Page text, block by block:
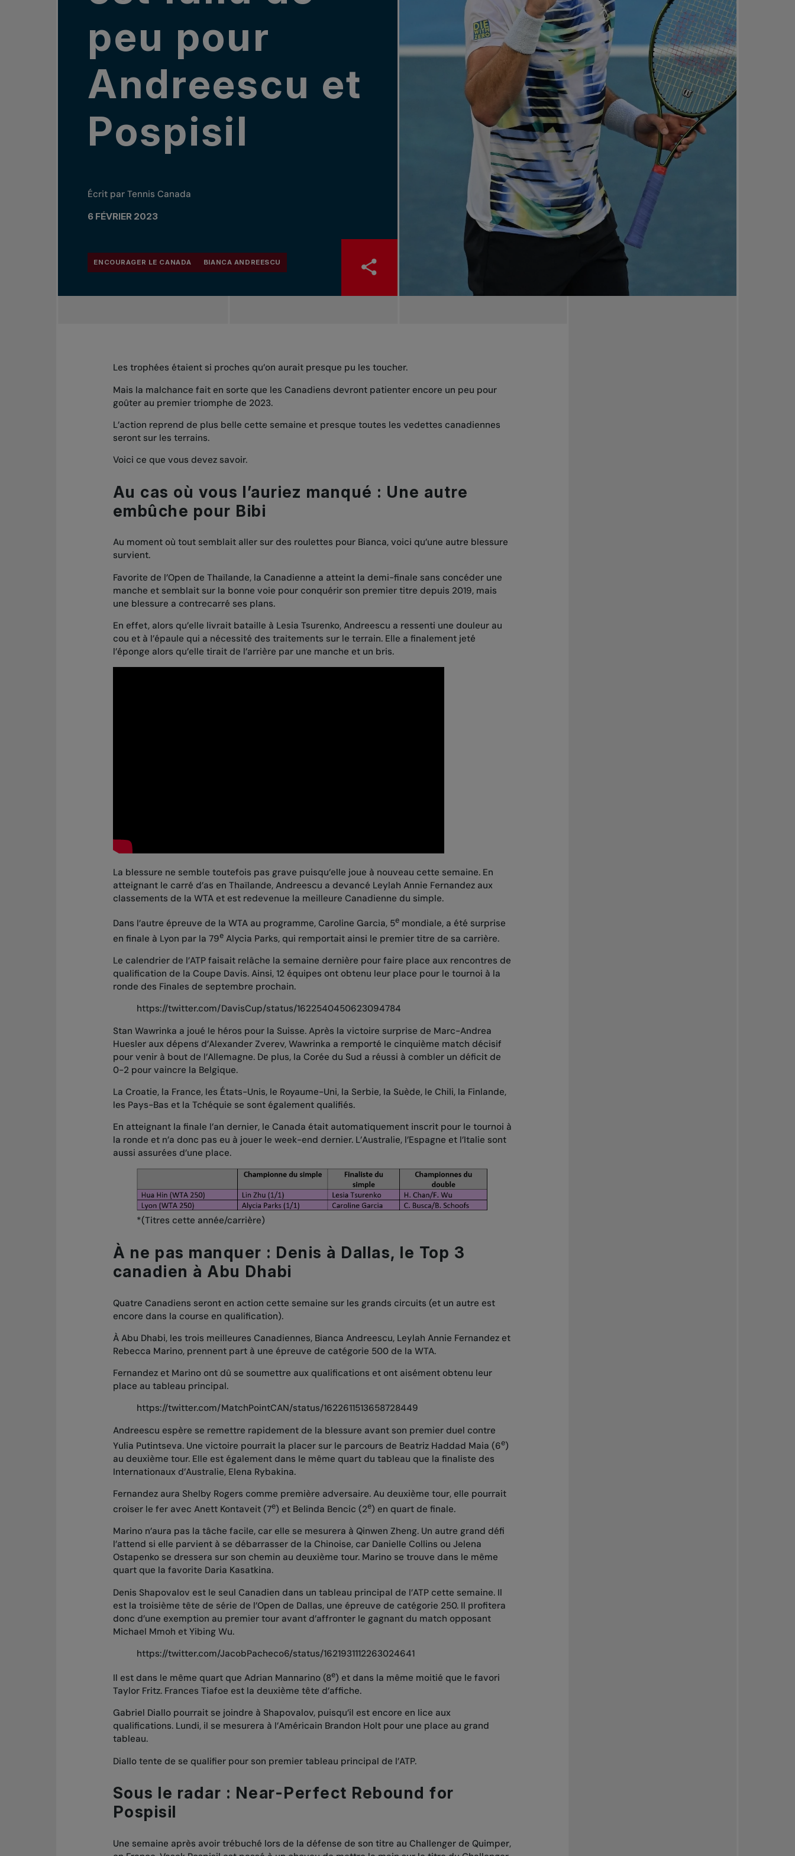
peu pour
Andreescu et
Pospisil
Écrit par Tennis Canada
6 FÉVRIER 2023
ENCOURAGER LE CANADA BIANCA ANDREESCU
Les trophées étaient si proches qu’on aurait presque pu les toucher.
Mais la malchance fait en sorte que les Canadiens devront patienter encore un peu pour
goûter au premier triomphe de 2023.
L’action reprend de plus belle cette semaine et presque toutes les vedettes canadiennes
seront sur les terrains.
Voici ce que vous devez savoir.
Au cas où vous l’auriez manqué : Une autre
embûche pour Bibi
Au moment où tout semblait aller sur des roulettes pour Bianca, voici qu’une autre blessure
survient.
Favorite de l’Open de Thaïlande, la Canadienne a atteint la demi-finale sans concéder une
manche et semblait sur la bonne voie pour conquérir son premier titre depuis 2019, mais
une blessure a contrecarré ses plans.
En effet, alors qu’elle livrait bataille à Lesia Tsurenko, Andreescu a ressenti une douleur au
cou et à l’épaule qui a nécessité des traitements sur le terrain. Elle a finalement jeté
l’éponge alors qu’elle tirait de l’arrière par une manche et un bris.
La blessure ne semble toutefois pas grave puisqu’elle joue à nouveau cette semaine. En
atteignant le carré d’as en Thaïlande, Andreescu a devancé Leylah Annie Fernandez aux
classements de la WTA et est redevenue la meilleure Canadienne du simple.
Dans l’autre épreuve de la WTA au programme, Caroline Garcia, 5emondiale, a été surprise
en finale à Lyon par la 79eAlycia Parks, qui remportait ainsi le premier titre de sa carrière.
Le calendrier de l’ATP faisait relâche la semaine dernière pour faire place aux rencontres de
qualification de la Coupe Davis. Ainsi, 12 équipes ont obtenu leur place pour le tournoi à la
ronde des Finales de septembre prochain.
https://twitter.com/DavisCup/status/1622540450623094784
Stan Wawrinka a joué le héros pour la Suisse. Après la victoire surprise de Marc-Andrea
Huesler aux dépens d’Alexander Zverev, Wawrinka a remporté le cinquième match décisif
pour venir à bout de l’Allemagne. De plus, la Corée du Sud a réussi à combler un déficit de
0-2 pour vaincre la Belgique.
La Croatie, la France, les États-Unis, le Royaume-Uni, la Serbie, la Suède, le Chili, la Finlande,
les Pays-Bas et la Tchéquie se sont également qualifiés.
En atteignant la finale l’an dernier, le Canada était automatiquement inscrit pour le tournoi à
la ronde et n’a donc pas eu à jouer le week-end dernier. L’Australie, l’Espagne et l’Italie sont
aussi assurées d’une place.
*(Titres cette année/carrière)
À ne pas manquer : Denis à Dallas, le Top 3
canadien à Abu Dhabi
Quatre Canadiens seront en action cette semaine sur les grands circuits (et un autre est
encore dans la course en qualification).
À Abu Dhabi, les trois meilleures Canadiennes, Bianca Andreescu, Leylah Annie Fernandez et
Rebecca Marino, prennent part à une épreuve de catégorie 500 de la WTA.
Fernandez et Marino ont dû se soumettre aux qualifications et ont aisément obtenu leur
place au tableau principal.
https://twitter.com/MatchPointCAN/status/1622611513658728449
Andreescu espère se remettre rapidement de la blessure avant son premier duel contre
Yulia Putintseva. Une victoire pourrait la placer sur le parcours de Beatriz Haddad Maia (6e)
au deuxième tour. Elle est également dans le même quart du tableau que la finaliste des
Internationaux d’Australie, Elena Rybakina.
Fernandez aura Shelby Rogers comme première adversaire. Au deuxième tour, elle pourrait
croiser le fer avec Anett Kontaveit (7e) et Belinda Bencic (2e) en quart de finale.
Marino n’aura pas la tâche facile, car elle se mesurera à Qinwen Zheng. Un autre grand défi
l’attend si elle parvient à se débarrasser de la Chinoise, car Danielle Collins ou Jelena
Ostapenko se dressera sur son chemin au deuxième tour. Marino se trouve dans le même
quart que la favorite Daria Kasatkina.
Denis Shapovalov est le seul Canadien dans un tableau principal de l’ATP cette semaine. Il
est la troisième tête de série de l’Open de Dallas, une épreuve de catégorie 250. Il profitera
donc d’une exemption au premier tour avant d’affronter le gagnant du match opposant
Michael Mmoh et Yibing Wu.
https://twitter.com/JacobPacheco6/status/1621931112263024641
Il est dans le même quart que Adrian Mannarino (8e) et dans la même moitié que le favori
Taylor Fritz. Frances Tiafoe est la deuxième tête d’affiche.
Gabriel Diallo pourrait se joindre à Shapovalov, puisqu’il est encore en lice aux
qualifications. Lundi, il se mesurera à l’Américain Brandon Holt pour une place au grand
tableau.
Diallo tente de se qualifier pour son premier tableau principal de l’ATP.
Sous le radar : Near-Perfect Rebound for
Pospisil
Une semaine après avoir trébuché lors de la défense de son titre au Challenger de Quimper,